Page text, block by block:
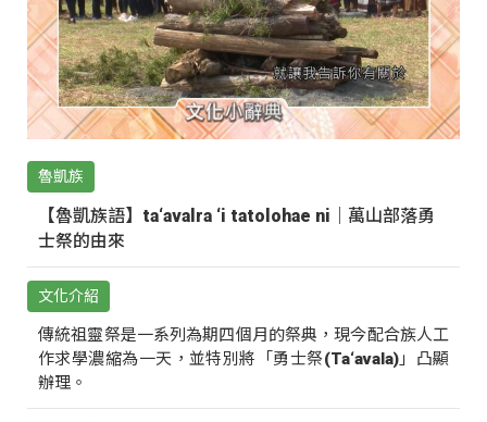
魯凱族
【魯凱族語】ta‘avalra ‘i tatolohae ni｜萬山部落勇
士祭的由來
文化介紹
傳統祖靈祭是一系列為期四個月的祭典，現今配合族人工
作求學濃縮為一天，並特別將「勇士祭(Ta‘avala)」凸顯
辦理。